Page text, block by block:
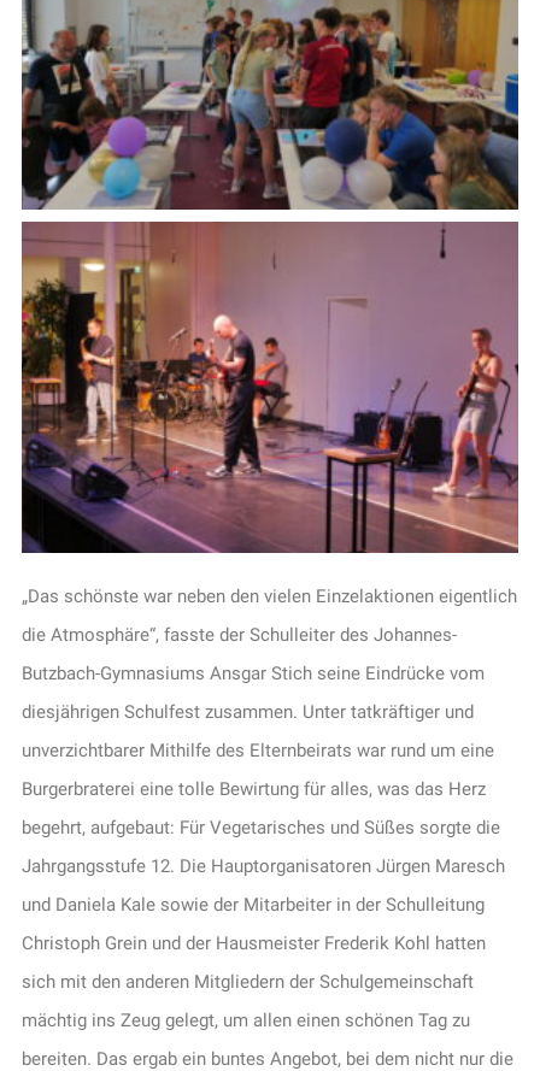
„Das schönste war neben den vielen Einzelaktionen eigentlich
die Atmosphäre“, fasste der Schulleiter des Johannes-
Butzbach-Gymnasiums Ansgar Stich seine Eindrücke vom
diesjährigen Schulfest zusammen. Unter tatkräftiger und
unverzichtbarer Mithilfe des Elternbeirats war rund um eine
Burgerbraterei eine tolle Bewirtung für alles, was das Herz
begehrt, aufgebaut: Für Vegetarisches und Süßes sorgte die
Jahrgangsstufe 12. Die Hauptorganisatoren Jürgen Maresch
und Daniela Kale sowie der Mitarbeiter in der Schulleitung
Christoph Grein und der Hausmeister Frederik Kohl hatten
sich mit den anderen Mitgliedern der Schulgemeinschaft
mächtig ins Zeug gelegt, um allen einen schönen Tag zu
bereiten. Das ergab ein buntes Angebot, bei dem nicht nur die